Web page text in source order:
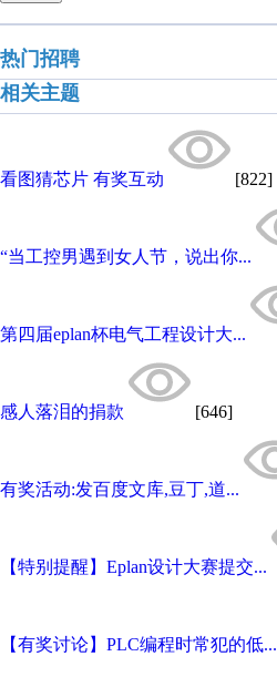
热门招聘
相关主题
看图猜芯片 有奖互动 [822]
“当工控男遇到女人节，说出你...
第四届eplan杯电气工程设计大...
感人落泪的捐款 [646]
有奖活动:发百度文库,豆丁,道...
【特别提醒】Eplan设计大赛提交...
【有奖讨论】PLC编程时常犯的低...